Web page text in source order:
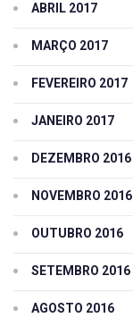
ABRIL 2017
MARÇO 2017
FEVEREIRO 2017
JANEIRO 2017
DEZEMBRO 2016
NOVEMBRO 2016
OUTUBRO 2016
SETEMBRO 2016
AGOSTO 2016